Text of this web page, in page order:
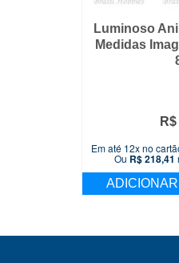
Luminoso
Medidas
R$
Em até 12x no
Ou R$218,41